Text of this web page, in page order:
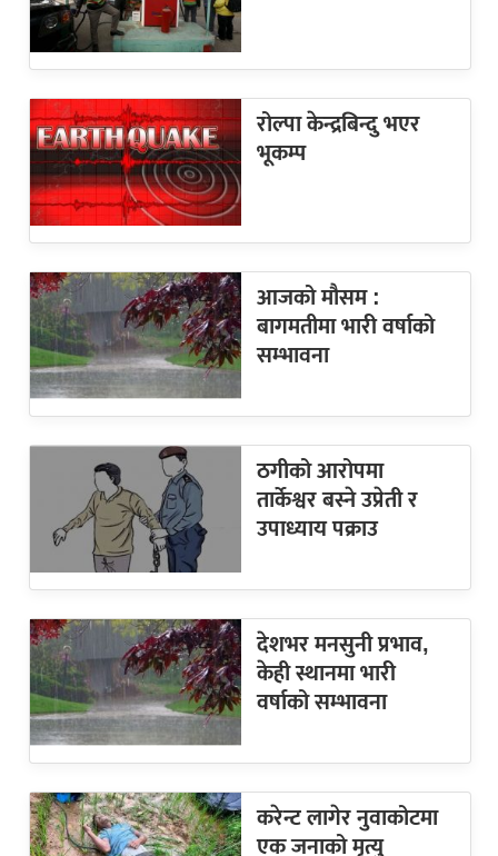
रोल्पा केन्द्रबिन्दु भएर
भूकम्प
आजको मौसम :
बागमतीमा भारी वर्षाको
सम्भावना
ठगीको आरोपमा
तार्केश्वर बस्ने उप्रेती र
उपाध्याय पक्राउ
देशभर मनसुनी प्रभाव,
केही स्थानमा भारी
वर्षाको सम्भावना
करेन्ट लागेर नुवाकोटमा
एक जनाको मृत्यु